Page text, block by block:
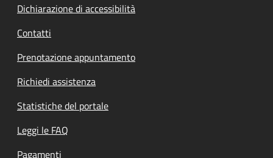
Dichiarazione di accessibilità
Contatti
Prenotazione appuntamento
Richiedi assistenza
Statistiche del portale
Leggi le FAQ
Pagamenti